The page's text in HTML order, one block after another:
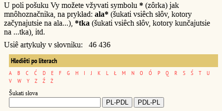
U poli pošuku Vy možete vžyvati symbolu * (zôrka) jak
mnôhoznačnika, na prykład: ala* (šukati vsiêch słôv, kotory
začynajutsie na ala...), *tka (šukati vsiêch słôv, kotory kunčajutsie
na ...tka), itd.
Usiê artykuły v słovniku: 46 436
Hlediêti po literach
A B C Ć D E F G H I J K L Ł M N O Ó P Q R S Ś T
U
V
W Y Z Ź Ż
Šukati słova